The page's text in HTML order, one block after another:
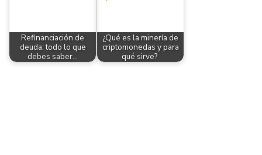
Refinanciación de
deuda: todo lo que
debes saber…
¿Qué es la minería de
criptomonedas y para
qué sirve?